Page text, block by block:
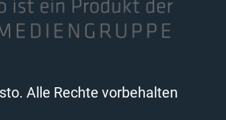
Alle Rechte vorbehalten